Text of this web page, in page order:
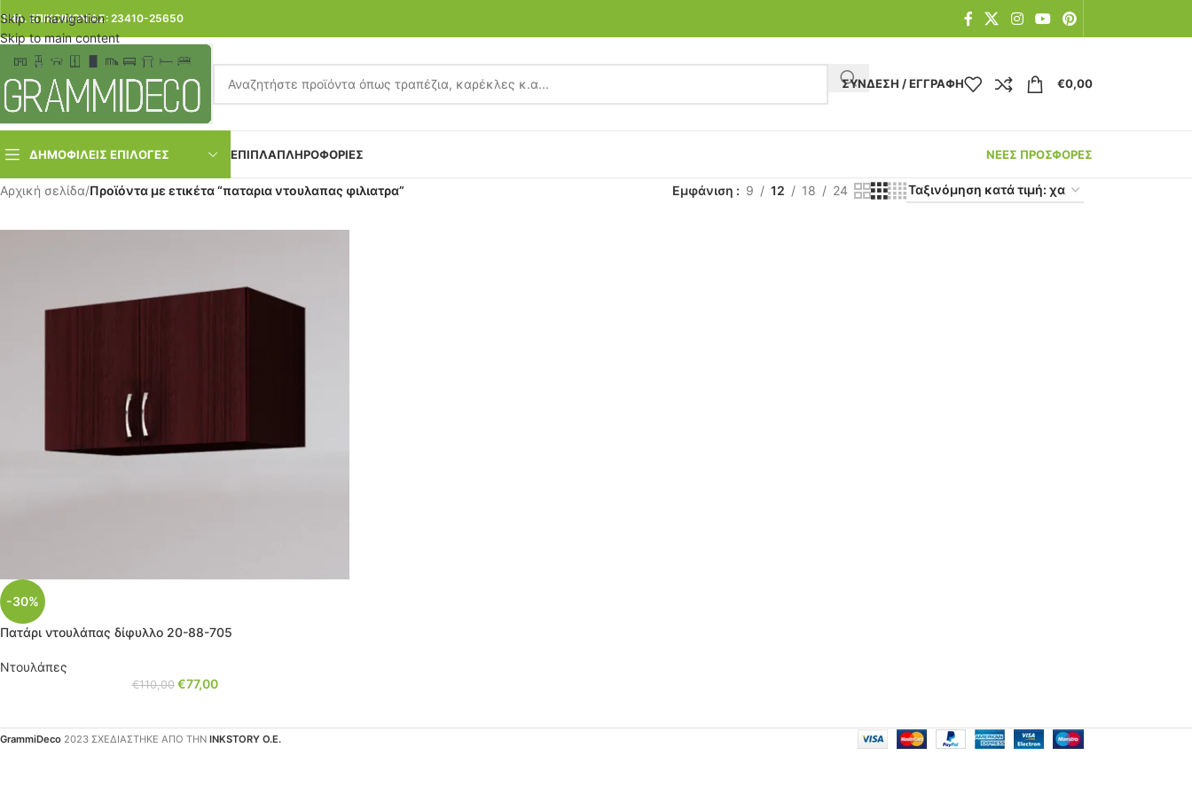
Skip to navigation
Skip to main content
ΤΗΛ. ΕΠΙΚΟΙΝΩΝΙΑΣ: 23410-25650
ΣΎΝΔΕΣΗ / ΕΓΓΡΑΦΉ €0,00
ΔΗΜΟΦΙΛΕΙΣ ΕΠΙΛΟΓΕΣ ΕΠΙΠΛΑΠΛΗΡΟΦΟΡΙΕΣ ΝΕΕΣ ΠΡΟΣΦΟΡΕΣ
Αρχική σελίδα/Προϊόντα με ετικέτα “παταρια ντουλαπας φιλιατρα” Εμφάνιση 9 12 18 24
-30%
Πατάρι ντουλάπας δίφυλλο 20-88-705
Ντουλάπες
€110,00 €77,00
GrammiDeco 2023 ΣΧΕΔΙΑΣΤΗΚΕ ΑΠΟ ΤΗΝ INKSTORY Ο.Ε.